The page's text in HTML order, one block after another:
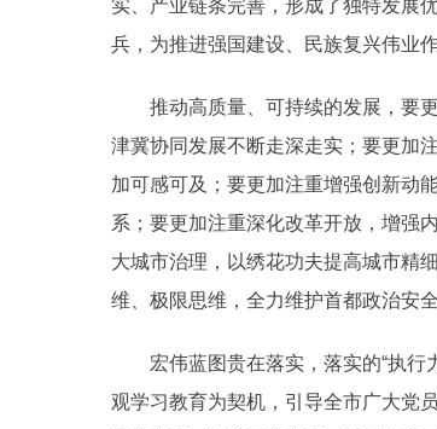
实、产业链条完善，形成了独特发展
兵，为推进强国建设、民族复兴伟业
推动高质量、可持续的发展，要
津冀协同发展不断走深走实；要更加
加可感可及；要更加注重增强创新动
系；要更加注重深化改革开放，增强
大城市治理，以绣花功夫提高城市精
维、极限思维，全力维护首都政治安
宏伟蓝图贵在落实，落实的“执
观学习教育为契机，引导全市广大党